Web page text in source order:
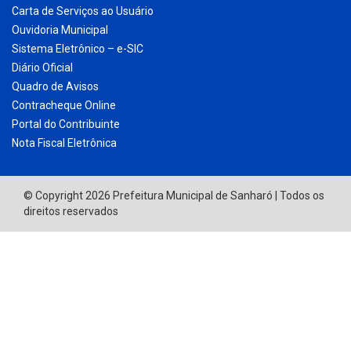
Nota Fiscal Eletrônica
direitos reservados